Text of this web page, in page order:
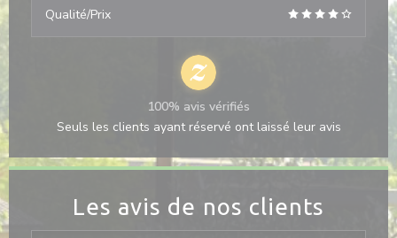
Les avis de nos clients
Qualité/Prix
100% avis vérifiés
Seuls les clients ayant réservé ont laissé leur avis